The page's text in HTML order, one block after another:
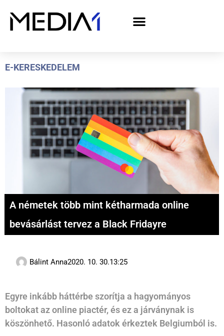
E-KERESKEDELEM
A németek több mint kétharmada online
bevásárlást tervez a Black Fridayre
Bálint Anna2020. 10. 30.13:25
Egyre inkább háttérbe szorítja a hagyományos
boltokat az online piactér, és ez a járványnak is
köszönhető. Hasonló adatok érkeztek Belgiumból is.